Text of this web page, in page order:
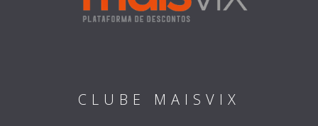
CLUBE MAISVIX